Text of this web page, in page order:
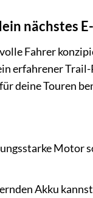
nächstes
Fahrer
erfahrener
deine Touren
Motor
Akku